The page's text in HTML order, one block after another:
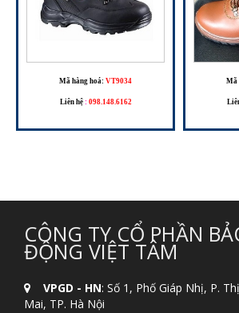
Mã hàng hoá: VT9034
Liên hệ : 098.148.6162
Mã
CÔNG TY CỔ PHẦN
ĐỘNG VIỆT TÂM
VPGD - HN: Số 1, Phố Giáp Nhị, P.
Mai, TP. Hà Nội